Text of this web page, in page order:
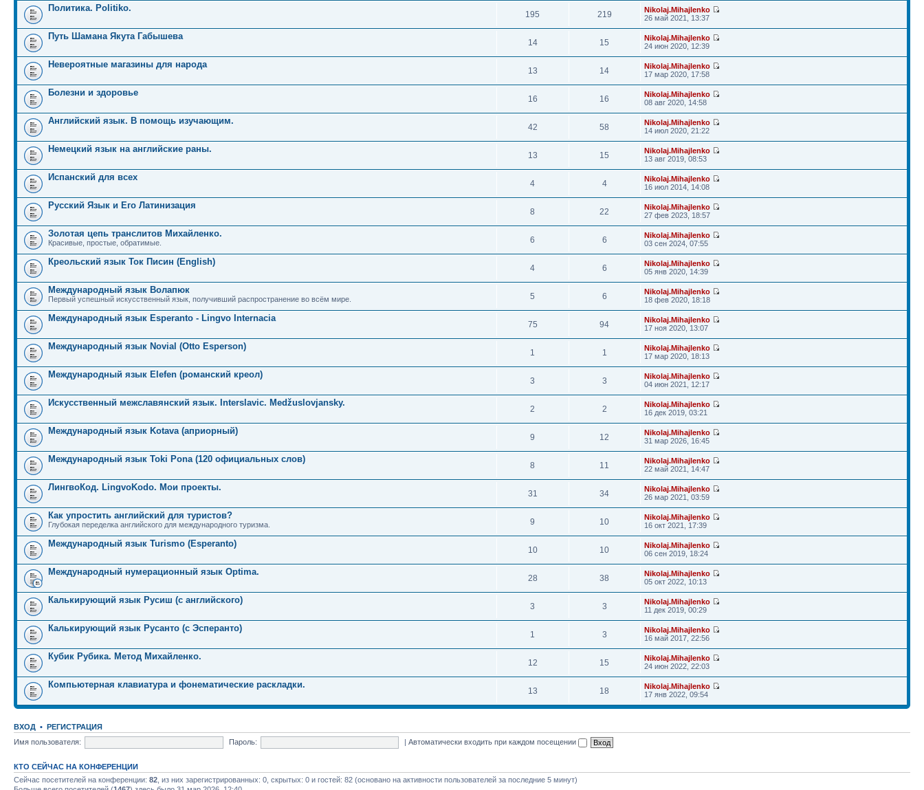
Политика. Politiko.
195 219
Nikolaj.Mihajlenko
26 май 2021, 13:37
Путь Шамана Якута Габышева
14 15
Nikolaj.Mihajlenko
24 июн 2020, 12:39
Невероятные магазины для народа
13 14
Nikolaj.Mihajlenko
17 мар 2020, 17:58
Болезни и здоровье
16 16
Nikolaj.Mihajlenko
08 авг 2020, 14:58
Английский язык. В помощь изучающим.
42 58
Nikolaj.Mihajlenko
14 июл 2020, 21:22
Немецкий язык на английские раны.
13 15
Nikolaj.Mihajlenko
13 авг 2019, 08:53
Испанский для всех
4 4
Nikolaj.Mihajlenko
16 июл 2014, 14:08
Русский Язык и Его Латинизация
8 22
Nikolaj.Mihajlenko
27 фев 2023, 18:57
Золотая цепь транслитов Михайленко.
Красивые, простые, обратимые. 6 6
Nikolaj.Mihajlenko
03 сен 2024, 07:55
Креольский язык Ток Писин (English)
4 6
Nikolaj.Mihajlenko
05 янв 2020, 14:39
Международный язык Волапюк
Первый успешный искусственный язык, получивший распространение во всём мире. 5 6
Nikolaj.Mihajlenko
18 фев 2020, 18:18
Международный язык Esperanto - Lingvo Internacia
75 94
Nikolaj.Mihajlenko
17 ноя 2020, 13:07
Международный язык Novial (Otto Esperson)
1 1
Nikolaj.Mihajlenko
17 мар 2020, 18:13
Международный язык Elefen (романский креол)
3 3
Nikolaj.Mihajlenko
04 июн 2021, 12:17
Искусственный межславянский язык. Interslavic. Medžuslovjansky.
2 2
Nikolaj.Mihajlenko
16 дек 2019, 03:21
Международный язык Kotava (априорный)
9 12
Nikolaj.Mihajlenko
31 мар 2026, 16:45
Международный язык Toki Pona (120 официальных слов)
8 11
Nikolaj.Mihajlenko
22 май 2021, 14:47
ЛингвоКод. LingvoKodo. Мои проекты.
31 34
Nikolaj.Mihajlenko
26 мар 2021, 03:59
Как упростить английский для туристов?
Глубокая переделка английского для международного туризма. 9 10
Nikolaj.Mihajlenko
16 окт 2021, 17:39
Международный язык Turismo (Esperanto)
10 10
Nikolaj.Mihajlenko
06 сен 2019, 18:24
Международный нумерационный язык Optima.
28 38
Nikolaj.Mihajlenko
05 окт 2022, 10:13
Калькирующий язык Русиш (с английского)
3 3
Nikolaj.Mihajlenko
11 дек 2019, 00:29
Калькирующий язык Русанто (с Эсперанто)
1 3
Nikolaj.Mihajlenko
16 май 2017, 22:56
Кубик Рубика. Метод Михайленко.
12 15
Nikolaj.Mihajlenko
24 июн 2022, 22:03
Компьютерная клавиатура и фонематические раскладки.
13 18
Nikolaj.Mihajlenko
17 янв 2022, 09:54
ВХОД • РЕГИСТРАЦИЯ
Имя пользователя:
Пароль: |Автоматически входить при каждом посещении
КТО СЕЙЧАС НА КОНФЕРЕНЦИИ
Сейчас посетителей на конференции: 82 , из них зарегистрированных: 0, скрытых: 0 и гостей: 82 (основано на активности пользователей за последние 5 минут)